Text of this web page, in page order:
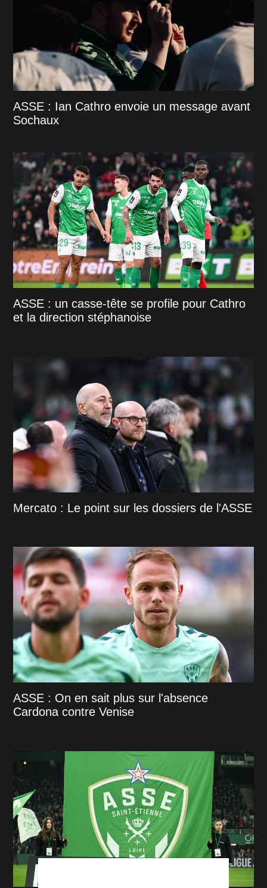
ASSE : Ian Cathro envoie un message avant
Sochaux
ASSE : un casse-tête se profile pour Cathro
et la direction stéphanoise
Mercato : Le point sur les dossiers de l'ASSE
ASSE : On en sait plus sur l'absence
Cardona contre Venise